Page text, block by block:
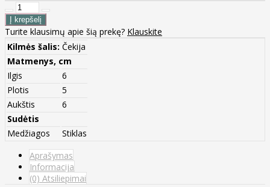
Turite klausimų apie šią prekę? Klauskite
Kilmės šalis: Čekija
Matmenys, cm
Ilgis
6
Plotis
5
Aukštis
6
Sudėtis
Medžiagos
Stiklas
Aprašymas
Informacija
(0) Atsiliepimai